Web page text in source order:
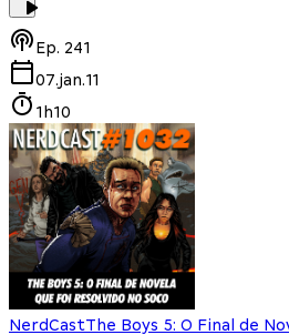
Ep. 241
07.jan.11
1h10
NerdCastThe Boys 5: O Final de